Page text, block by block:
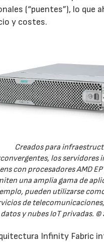
(“puentes”), lo que
y costes.
Creados para
los servidores
con procesadores AMD
una amplia gama de
pueden utilizarse
de
datos y nubes IoT privadas. ©
Infinity Fabric